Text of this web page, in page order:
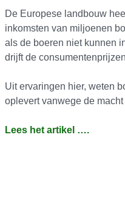
De Europese landbouw
inkomsten van miljoenen
als de boeren niet kunnen
drijft de
Uit ervaringen hier, weten
oplevert vanwege de
Lees het artikel ….